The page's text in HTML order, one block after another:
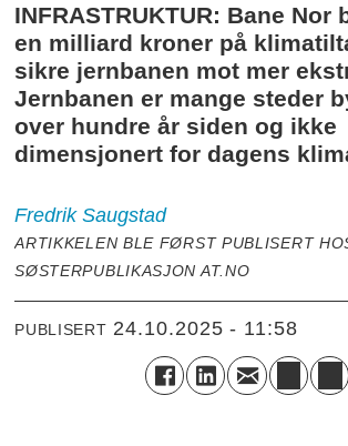
INFRASTRUKTUR: Bane Nor
en milliard kroner på
sikre jernbanen mot mer
Jernbanen er mange steder
over hundre år siden og ikke
dimensjonert for dagens
Fredrik Saugstad
ARTIKKELEN BLE FØRST PUBLISERT
SØSTERPUBLIKASJON AT.NO
PUBLISERT 24.10.2025 - 11:58